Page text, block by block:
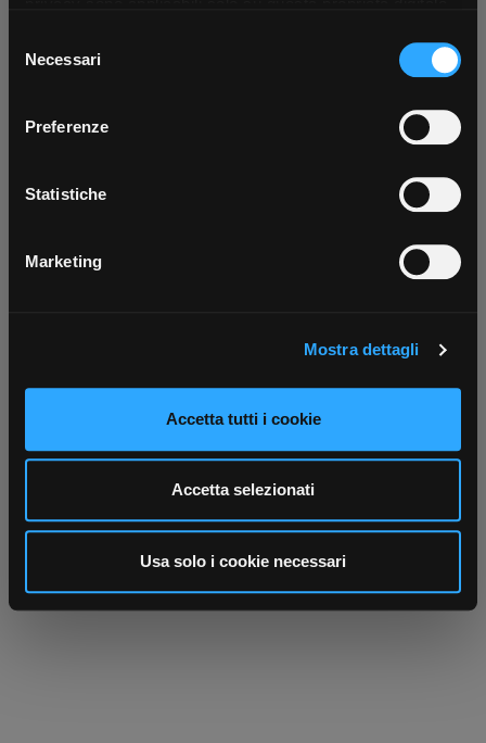
modificare o revocare il proprio consenso in qualsiasi
momento dalla Dichiarazione sui cookie o facendo clic
raccogliere informazioni sulla tua posizione
geografica, con un'approssimazione di qualche
Identificare il tuo dispositivo, scansionandolo
Approfondisci come vengono elaborati i tuoi dati personali
dalla Dichiarazione sui cookie.
Utilizziamo i cookie per personalizzare contenuti ed
analizzare il nostro traffico. Condividiamo inoltre
informazioni sul modo in cui utilizza il nostro sito con i
nostri partner che si occupano di analisi dei dati web,
pubblicità e social media, i quali potrebbero combinarle
delNecessari
Preferenze
Statistiche
Marketing
Mostra dettagli
Accetta tutti i cookie
Accetta selezionati
Usa solo i cookie necessari
App Rexel Italia
tutti i servizi ovunque tu sia!
Scarica ora
Contattaci Fissa una consulenza
Ti affiancheremo passo dopo passo
Parla con il tuo customer care
Negozi di materiale elettrico vicino a